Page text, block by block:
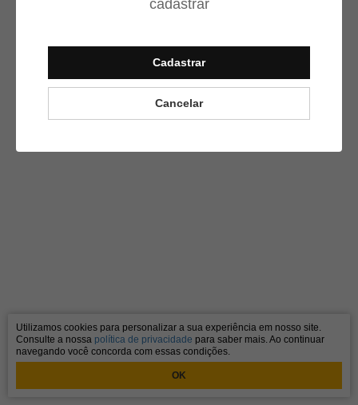
cadastrar
Cadastrar
Cancelar
Utilizamos cookies para personalizar a sua experiência em nosso site.
Consulte a nossa política de privacidade para saber mais. Ao continuar
navegando você concorda com essas condições.
OK